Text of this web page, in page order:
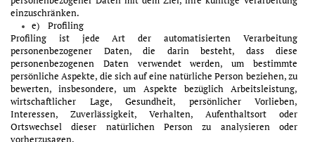
einzuschränken.
e) Profiling
Profiling ist jede Art der automatisierten Verarbeitung
personenbezogener Daten, die darin besteht, dass diese
personenbezogenen Daten verwendet werden, um bestimmte
persönliche Aspekte, die sich auf eine natürliche Person beziehen, zu
bewerten, insbesondere, um Aspekte bezüglich Arbeitsleistung,
wirtschaftlicher Lage, Gesundheit, persönlicher Vorlieben,
Interessen, Zuverlässigkeit, Verhalten, Aufenthaltsort oder
Ortswechsel dieser natürlichen Person zu analysieren oder
vorherzusagen.